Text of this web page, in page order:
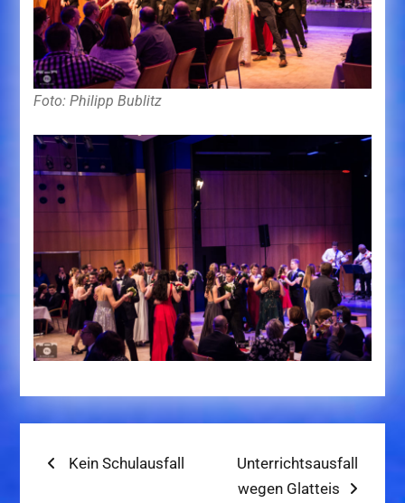
Foto: Philipp Bublitz
Beitragsnavigation
Previous
Kein Schulausfall
Next
post:
Unterrichtsausfall
wegen Glatteis